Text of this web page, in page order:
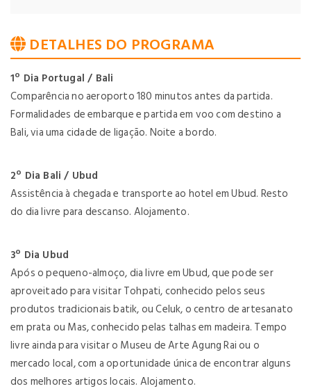
DETALHES DO PROGRAMA
1º Dia Portugal / Bali
Comparência no aeroporto 180 minutos antes da partida.
Formalidades de embarque e partida em voo com destino a
Bali, via uma cidade de ligação. Noite a bordo.
2º Dia Bali / Ubud
Assistência à chegada e transporte ao hotel em Ubud. Resto
do dia livre para descanso. Alojamento.
3º Dia Ubud
Após o pequeno-almoço, dia livre em Ubud, que pode ser
aproveitado para visitar Tohpati, conhecido pelos seus
produtos tradicionais batik, ou Celuk, o centro de artesanato
em prata ou Mas, conhecido pelas talhas em madeira. Tempo
livre ainda para visitar o Museu de Arte Agung Rai ou o
mercado local, com a oportunidade única de encontrar alguns
dos melhores artigos locais. Alojamento.